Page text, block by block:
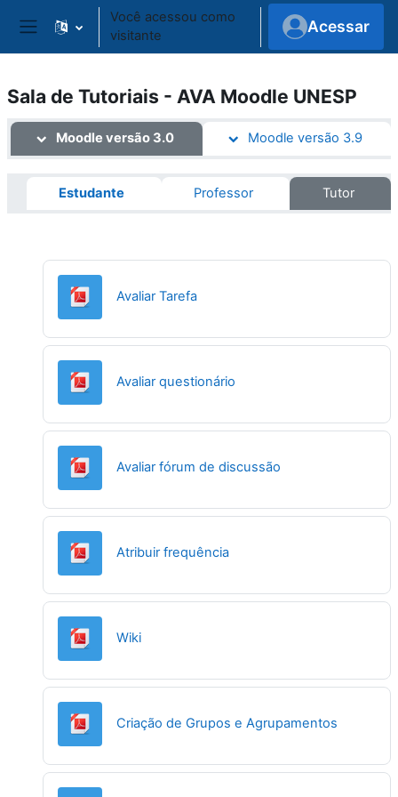
Ir para o conteúdo principal
Painel lateral
Você acessou como
visitante
Acessar
Sala de Tutoriais - AVA Moodle UNESP
Programação
Moodle versão 3.0 Moodle versão 3.9
Estudante Professor Tutor
Avaliar TarefaURL
Avaliar questionário
Avaliar fórum de discussão
Atribuir frequênciaURL
WikiURL
Criação de Grupos e Agrupamentos